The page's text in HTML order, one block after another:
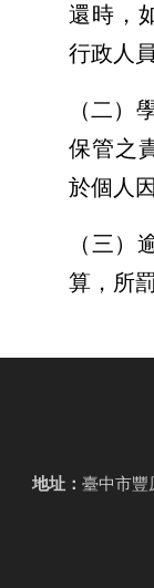
還時，
行政人
（二）
保管之
於個人
（三
算，所
地址： 臺中市豐